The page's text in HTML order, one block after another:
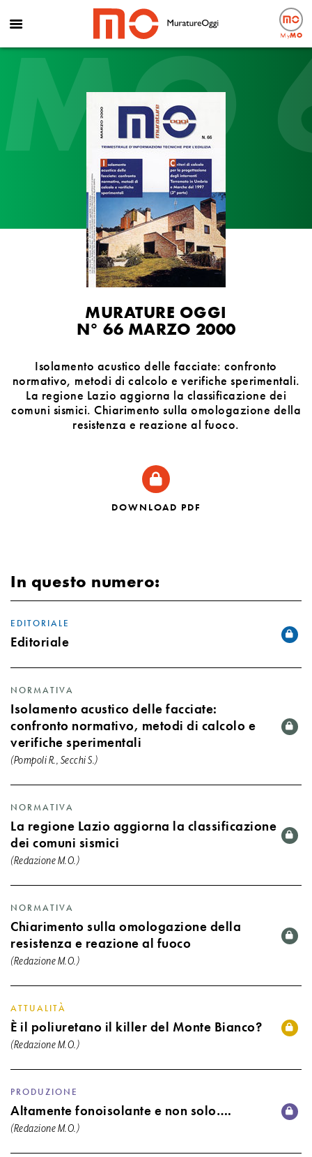
MyMO
MO
MURATURE OGGI
N° 66 MARZO 2000
Isolamento acustico delle facciate: confronto
normativo, metodi di calcolo e verifiche sperimentali.
La regione Lazio aggiorna la classificazione dei
comuni sismici. Chiarimento sulla omologazione della
resistenza e reazione al fuoco.
DOWNLOAD PDF
In questo numero:
EDITORIALE
Editoriale
NORMATIVA
Isolamento acustico delle facciate:
confronto normativo, metodi di calcolo e
verifiche sperimentali
(Pompoli R., Secchi S.)
NORMATIVA
La regione Lazio aggiorna la classificazione
dei comuni sismici
(Redazione M.O.)
NORMATIVA
Chiarimento sulla omologazione della
resistenza e reazione al fuoco
(Redazione M.O.)
ATTUALITÀ
È il poliuretano il killer del Monte Bianco?
(Redazione M.O.)
PRODUZIONE
Altamente fonoisolante e non solo….
(Redazione M.O.)